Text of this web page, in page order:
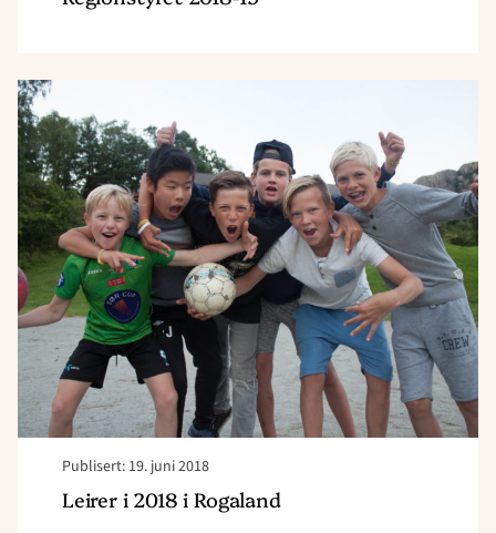
Publisert: 19. juni 2018
Leirer i 2018 i Rogaland
"Leirer
i
2018
i
Rogaland"